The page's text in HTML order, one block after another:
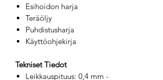
Esihoidon harja
Teräöljy
Puhdistusharja
Käyttöohjekirja
Tekniset Tiedot
Leikkauspituus: 0,4 mm -